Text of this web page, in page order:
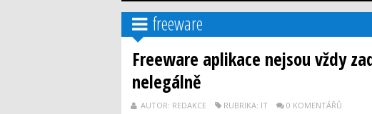
freeware
Freeware aplikace nejsou vždy
nelegálně
AUTOR: REDAKCE RUBRIKA: IT 0 KOMENTÁŘŮ